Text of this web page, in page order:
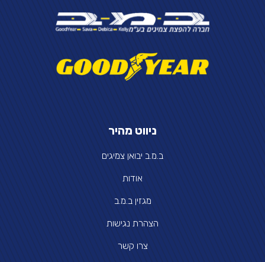
ניווט מהיר
ב.מ.ב יבואן צמיגים
אודות
מגזין ב.מ.ב
הצהרת נגישות
צרו קשר